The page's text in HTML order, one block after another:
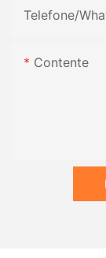
Telefone/
Contente